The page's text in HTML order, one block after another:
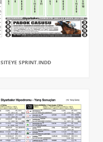
SITEYE SPRINT.INDD